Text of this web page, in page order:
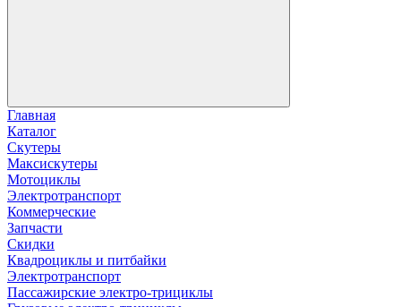
Главная
Каталог
Скутеры
Максискутеры
Мотоциклы
Электротранспорт
Коммерческие
Запчасти
Скидки
Квадроциклы и питбайки
Электротранспорт
Пассажирские электро‑трициклы